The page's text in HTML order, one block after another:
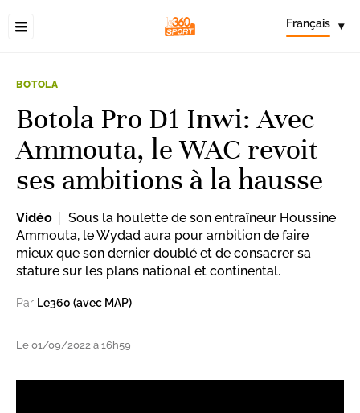
Français ▾
BOTOLA
Botola Pro D1 Inwi: Avec
Ammouta, le WAC revoit
ses ambitions à la hausse
Vidéo
Sous la houlette de son entraîneur Houssine
Ammouta, le Wydad aura pour ambition de faire
mieux que son dernier doublé et de consacrer sa
stature sur les plans national et continental.
Par Le360 (avec MAP)
Le 01/09/2022 à 16h59